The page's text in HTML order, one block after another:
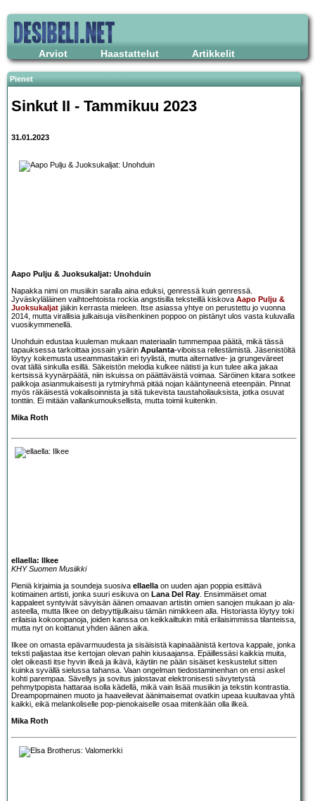
Arviot Haastattelut Artikkelit
Pienet
Sinkut II - Tammikuu 2023
31.01.2023
Aapo Pulju & Juoksukaljat: Unohduin
Napakka nimi on musiikin saralla aina eduksi, genressä kuin genressä.
Jyväskyläläinen vaihtoehtoista rockia angstisilla teksteillä kiskova Aapo Pulju &
Juoksukaljat jäikin kerrasta mieleen. Itse asiassa yhtye on perustettu jo vuonna
2014, mutta virallisia julkaisuja viisihenkinen poppoo on pistänyt ulos vasta kuluvalla
vuosikymmenellä.
Unohduin edustaa kuuleman mukaan materiaalin tummempaa päätä, mikä tässä
tapauksessa tarkoittaa jossain ysärin Apulanta-viboissa rellestämistä. Jäsenistöltä
löytyy kokemusta useammastakin eri tyylistä, mutta alternative- ja grungeväreet
ovat tällä sinkulla esillä. Säkeistön melodia kulkee nätisti ja kun tulee aika jakaa
kertsissä kyynärpäätä, niin iskuissa on päättäväistä voimaa. Säröinen kitara sotkee
paikkoja asianmukaisesti ja rytmiryhmä pitää nojan kääntyneenä eteenpäin. Pinnat
myös räkäisestä vokalisoinnista ja sitä tukevista taustahoilauksista, jotka osuvat
tonttiin. Ei mitään vallankumouksellista, mutta toimii kuitenkin.
Mika Roth
ellaella: Ilkee
KHY Suomen Musiikki
Pieniä kirjaimia ja soundeja suosiva ellaella on uuden ajan poppia esittävä
kotimainen artisti, jonka suuri esikuva on Lana Del Ray . Ensimmäiset omat
kappaleet syntyivät sävyisän äänen omaavan artistin omien sanojen mukaan jo ala-
asteella, mutta Ilkee on debyyttijulkaisu tämän nimikkeen alla. Historiasta löytyy toki
erilaisia kokoonpanoja, joiden kanssa on keikkailtukin mitä erilaisimmissa tilanteissa,
mutta nyt on koittanut yhden äänen aika.
Ilkee on omasta epävarmuudesta ja sisäisistä kapinaäänistä kertova kappale, jonka
teksti paljastaa itse kertojan olevan pahin kiusaajansa. Epäillessäsi kaikkia muita,
olet oikeasti itse hyvin ilkeä ja ikävä, käytiin ne pään sisäiset keskustelut sitten
kuinka syvällä sielussa tahansa. Vaan ongelman tiedostaminenhan on ensi askel
kohti parempaa. Sävellys ja sovitus jalostavat elektronisesti sävytetystä
pehmytpopista hattaraa isolla kädellä, mikä vain lisää musiikin ja tekstin kontrastia.
Dreampopmainen muoto ja haaveilevat äänimaisemat ovatkin upeaa kuultavaa yhtä
kaikki, eikä melankoliselle pop-pienokaiselle osaa mitenkään olla ilkeä.
Mika Roth